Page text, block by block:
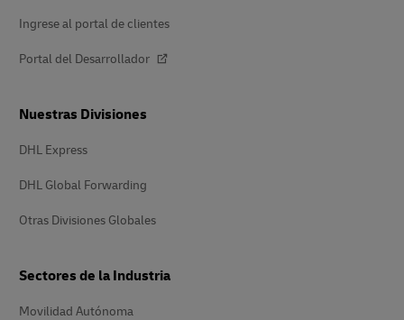
Ingrese al portal de clientes
Portal del Desarrollador
Nuestras Divisiones
DHL Express
DHL Global Forwarding
Otras Divisiones Globales
Sectores de la Industria
Movilidad Autónoma